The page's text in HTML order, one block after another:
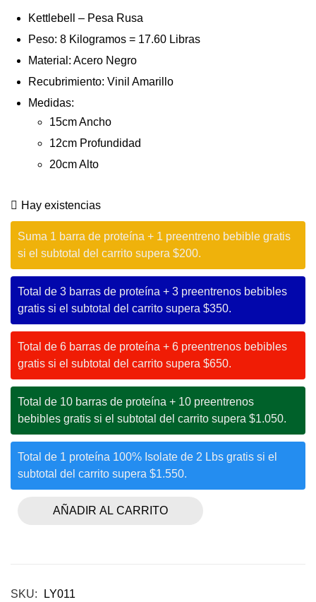
Kettlebell – Pesa Rusa
Peso: 8 Kilogramos = 17.60 Libras
Material: Acero Negro
Recubrimiento: Vinil Amarillo
Medidas:
15cm Ancho
12cm Profundidad
20cm Alto
Hay existencias
Suma 1 barra de proteína + 1 preentreno bebible gratis
si el subtotal del carrito supera $200.
Total de 3 barras de proteína + 3 preentrenos bebibles
gratis si el subtotal del carrito supera $350.
Total de 6 barras de proteína + 6 preentrenos bebibles
gratis si el subtotal del carrito supera $650.
Total de 10 barras de proteína + 10 preentrenos
bebibles gratis si el subtotal del carrito supera $1.050.
Total de 1 proteína 100% Isolate de 2 Lbs gratis si el
subtotal del carrito supera $1.550.
AÑADIR AL CARRITO
SKU:
LY011